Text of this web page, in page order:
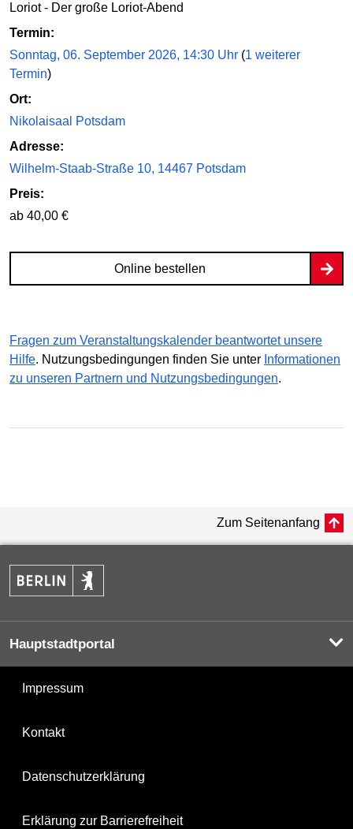
Loriot - Der große Loriot-Abend
Termin:
Sonntag, 06. September 2026, 14:30 Uhr (1 weiterer
Termin)
Ort:
Nikolaisaal Potsdam
Adresse:
Wilhelm-Staab-Straße 10, 14467 Potsdam
Preis:
ab 40,00 €
Online bestellen
Fragen zum Veranstaltungskalender beantwortet unsere
Hilfe. Nutzungsbedingungen finden Sie unter Informationen
zu unseren Partnern und Nutzungsbedingungen.
Zum Seitenanfang
Hauptstadtportal
Impressum
Kontakt
Datenschutzerklärung
Erklärung zur Barrierefreiheit